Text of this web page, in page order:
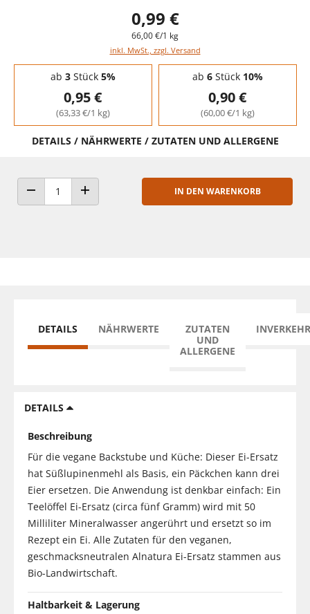
0,99 €
66,00 €/1 kg
inkl. MwSt., zzgl. Versand
Staffelpreise - Mengenrabatt
ab 3Stück 5%
0,95 €
(63,33 €/1 kg)
ab 6Stück 10%
0,90 €
(60,00 €/1 kg)
DETAILS / NÄHRWERTE / ZUTATEN UND ALLERGENE
ANZAHL VERRINGERNANZAHL ERHÖHEN
IN DEN WARENKORB
DETAILS NÄHRWERTE
ZUTATEN
UND
ALLERGENE
DETAILS
Beschreibung
Für die vegane Backstube und Küche: Dieser Ei-Ersatz
hat Süßlupinenmehl als Basis, ein Päckchen kann drei
Eier ersetzen. Die Anwendung ist denkbar einfach: Ein
Teelöffel Ei-Ersatz (circa fünf Gramm) wird mit 50
Milliliter Mineralwasser angerührt und ersetzt so im
Rezept ein Ei. Alle Zutaten für den veganen,
geschmacksneutralen Alnatura Ei-Ersatz stammen aus
Bio-Landwirtschaft.
Haltbarkeit & Lagerung